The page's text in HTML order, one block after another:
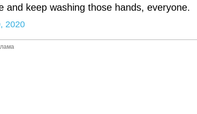
keep washing those hands, everyone.
2020